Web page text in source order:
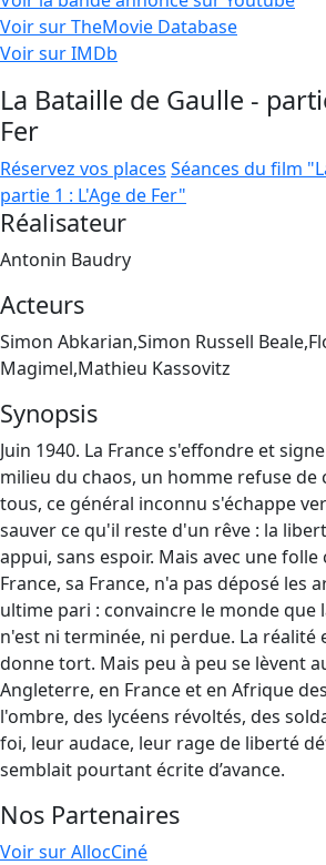
Voir sur TheMovie Database
Voir sur IMDb
La Bataille de Gaulle -
Fer
Réservez vos places Séances du film
partie 1 : L'Age de Fer"
Réalisateur
Antonin Baudry
Acteurs
Simon Abkarian,Simon Russell
Magimel,Mathieu Kassovitz
Synopsis
Juin 1940. La France s'effondre et
milieu du chaos, un homme refuse de
tous, ce général inconnu s'échappe
sauver ce qu'il reste d'un rêve : la
appui, sans espoir. Mais avec une folle
France, sa France, n'a pas déposé les
ultime pari : convaincre le monde que
n'est ni terminée, ni perdue. La réalité
donne tort. Mais peu à peu se lèvent
Angleterre, en France et en Afrique
l'ombre, des lycéens révoltés, des
foi, leur audace, leur rage de liberté
semblait pourtant écrite d’avance.
Nos Partenaires
Voir sur AllocCiné